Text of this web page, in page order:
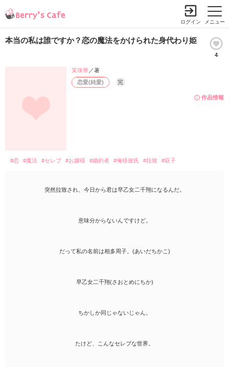
メニュー
ログイン
本当の私は誰ですか？恋の魔法をかけられた身代わり姫
4
作品情報
恋愛(純愛) 完
茉珠華／著
#恋 #魔法 #セレブ #お嬢様 #婚約者 #俺様彼氏 #拉致 #双子
突然拉致され、今日から君は早乙女二千翔になるんだ。
意味分からないんですけど。
だって私の名前は相多周子。(あいだちかこ)
早乙女二千翔(さおとめにちか)
ちかしか同じゃないじゃん。
たけど、こんなセレブな世界。